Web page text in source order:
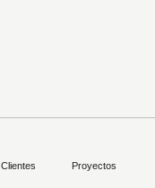
Clientes Proyectos